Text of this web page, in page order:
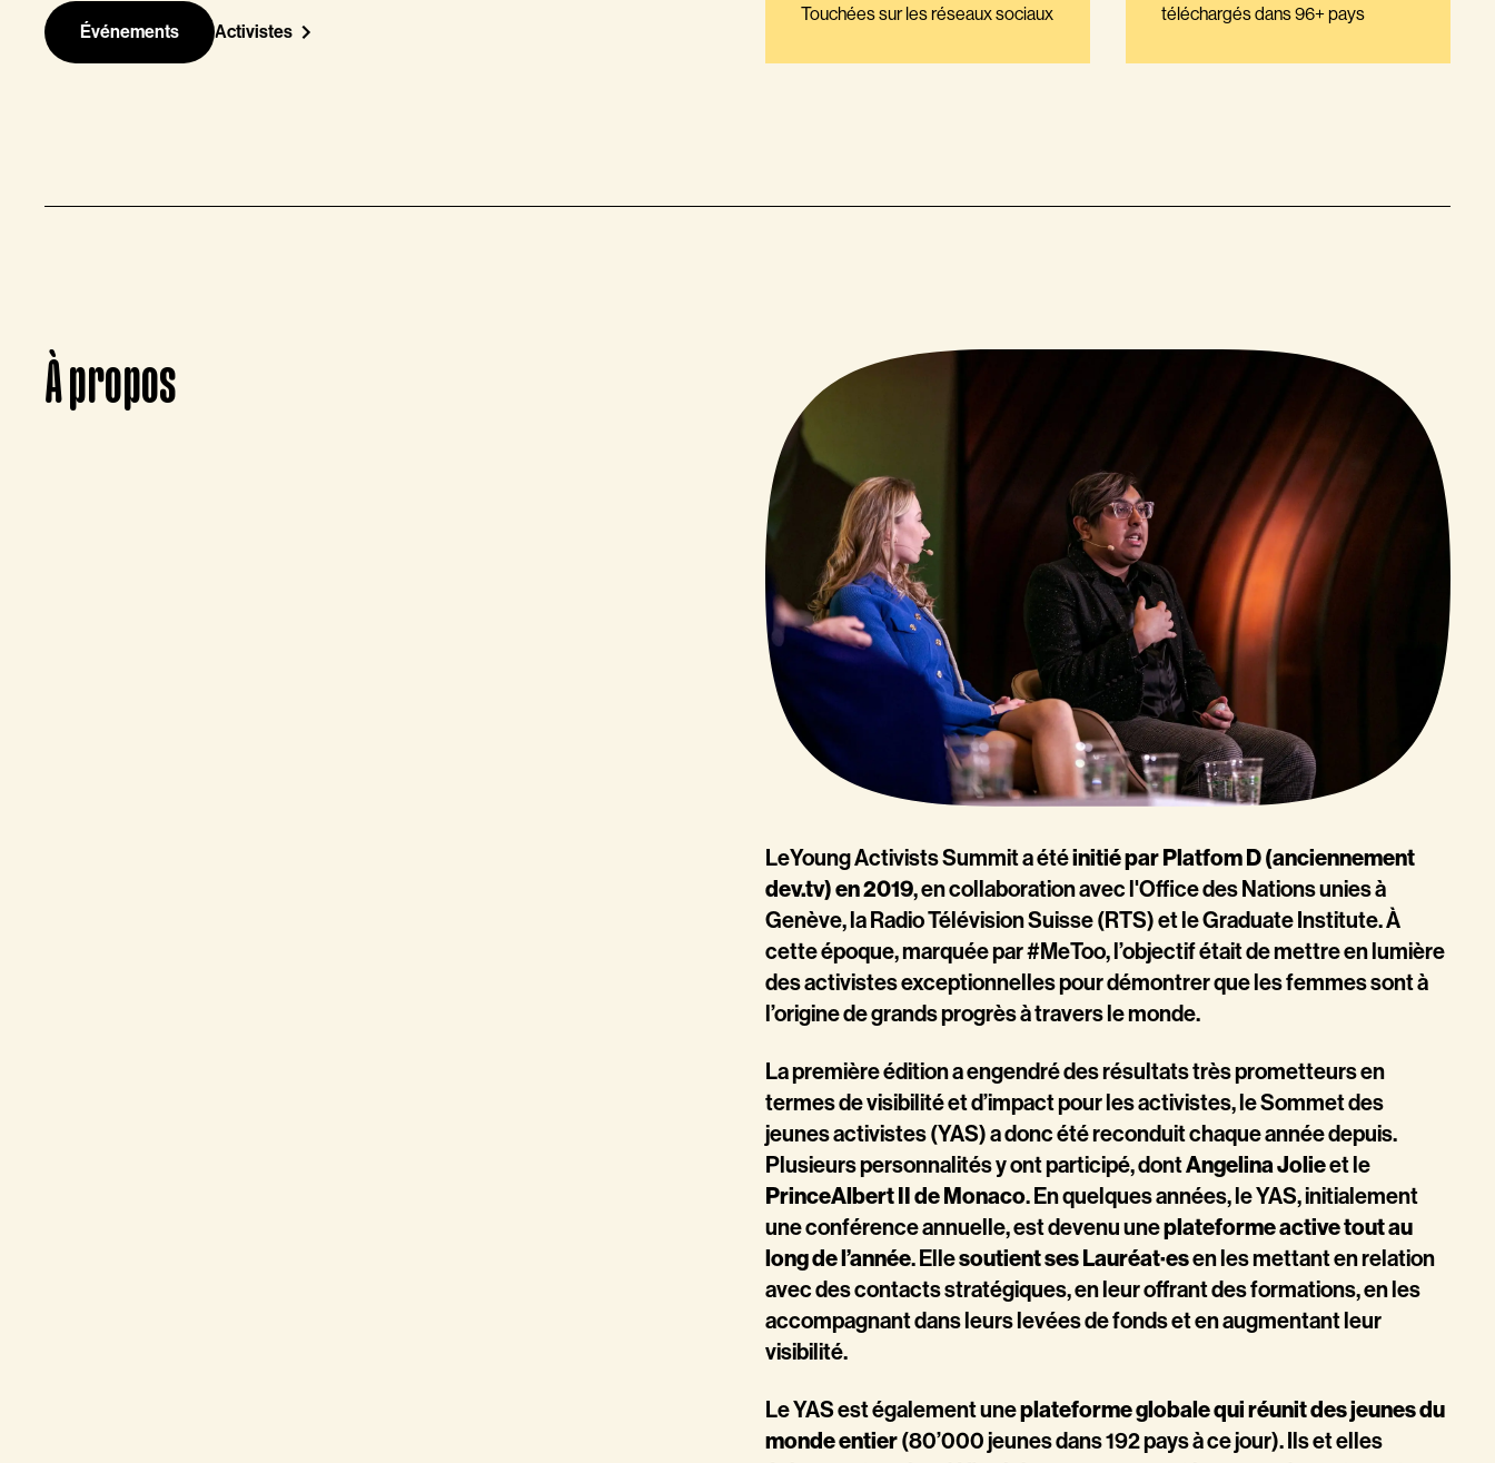
Événements Activistes
Touchées sur les réseaux sociaux téléchargés dans 96+ pays
À propos
LeYoung Activists Summit a étéinitié par Platfom D (anciennement
dev.tv) en 2019, en collaboration avec l'Office des Nations unies à
Genève, la Radio Télévision Suisse (RTS) et le Graduate Institute. À
cette époque, marquée par #MeToo, l’objectif était de mettre en lumière
des activistes exceptionnelles pour démontrer que les femmes sont à
l’origine de grands progrès à travers le monde.
La première édition a engendré des résultats très prometteurs en
termes de visibilité et d’impact pour les activistes, le Sommet des
jeunes activistes (YAS) a donc été reconduit chaque année depuis.
Plusieurs personnalités y ont participé, dontAngelina Jolieet le
PrinceAlbert II de Monaco. En quelques années, le YAS, initialement
une conférence annuelle, est devenu uneplateforme active tout au
long de l’année. Ellesoutient ses Lauréat·esen les mettant en relation
avec des contacts stratégiques, en leur offrant des formations, en les
accompagnant dans leurs levées de fonds et en augmentant leur
visibilité.
Le YAS est également uneplateforme globale qui réunit des jeunes du
monde entier(80’000 jeunes dans 192 pays à ce jour). Ils et elles